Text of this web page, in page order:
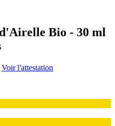
Bio - 30 ml
Voir l'attestation